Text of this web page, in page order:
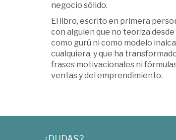
negocio sólido.
El libro, escrito en primera
con alguien que no teoriza
como gurú ni como modelo
cualquiera, y que ha
frases motivacionales ni
ventas y del emprendimiento.